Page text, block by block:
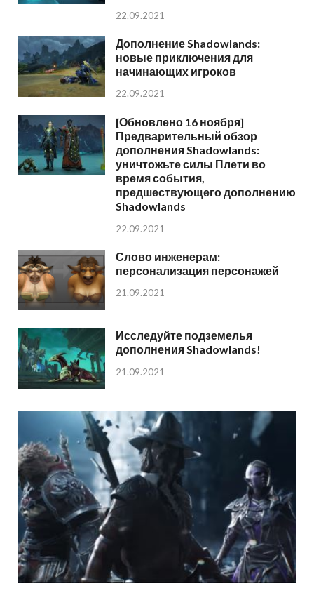
22.09.2021
Дополнение Shadowlands:
новые приключения для
начинающих игроков
22.09.2021
[Обновлено 16 ноября]
Предварительный обзор
дополнения Shadowlands:
уничтожьте силы Плети во
время события,
предшествующего дополнению
Shadowlands
22.09.2021
Слово инженерам:
персонализация персонажей
21.09.2021
Исследуйте подземелья
дополнения Shadowlands!
21.09.2021